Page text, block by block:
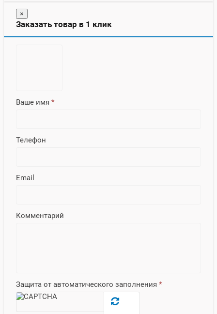
×
Заказать товар в 1 клик
Ваше имя *
Телефон
Email
Комментарий
Защита от автоматического заполнения *